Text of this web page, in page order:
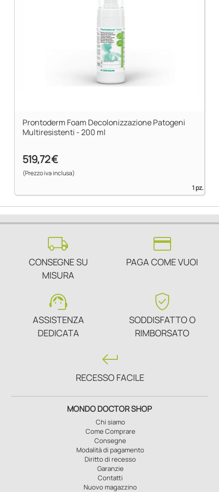
Prontoderm Foam Decolonizzazione Patogeni
Multiresistenti - 200 ml
519,72 €
(Prezzo iva inclusa)
1 pz.
local_shipping
CONSEGNE SU
MISURA
credit_card
PAGA COME VUOI
support_agent
ASSISTENZA
DEDICATA
verified_user
SODDISFATTO O
RIMBORSATO
keyboard_return
RECESSO FACILE
MONDO DOCTOR SHOP
Chi siamo
Come Comprare
Consegne
Modalità di pagamento
Diritto di recesso
Garanzie
Contatti
Nuovo magazzino